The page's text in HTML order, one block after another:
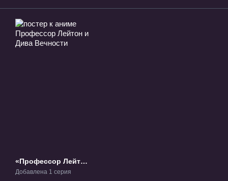
«Профессор Лейтон
и Дива Вечности»
Добавлена 1 серия